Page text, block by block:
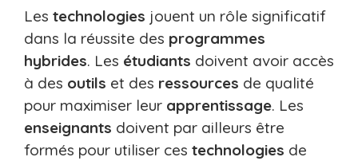
Les technologies jouent un rôle significatif
dans la réussite des programmes
hybrides. Les étudiants doivent avoir accès
à des outils et des ressources de qualité
pour maximiser leur apprentissage. Les
enseignants doivent par ailleurs être
formés pour utiliser ces technologies de